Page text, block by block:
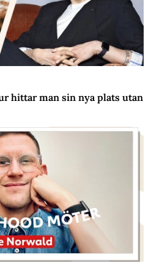
hittar man sin nya plats utan